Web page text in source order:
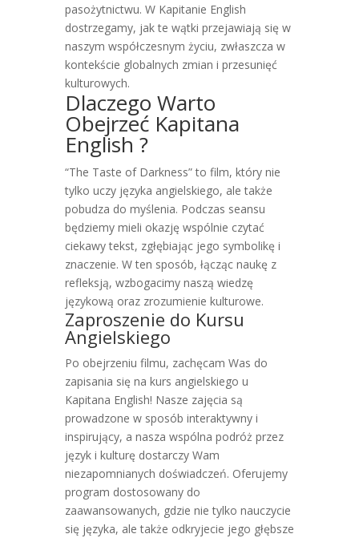
pasożytnictwu. W Kapitanie English
dostrzegamy, jak te wątki przejawiają się w
naszym współczesnym życiu, zwłaszcza w
kontekście globalnych zmian i przesunięć
kulturowych.
Dlaczego Warto
Obejrzeć Kapitana
English ?
“The Taste of Darkness” to film, który nie
tylko uczy języka angielskiego, ale także
pobudza do myślenia. Podczas seansu
będziemy mieli okazję wspólnie czytać
ciekawy tekst, zgłębiając jego symbolikę i
znaczenie. W ten sposób, łącząc naukę z
refleksją, wzbogacimy naszą wiedzę
językową oraz zrozumienie kulturowe.
Zaproszenie do Kursu
Angielskiego
Po obejrzeniu filmu, zachęcam Was do
zapisania się na kurs angielskiego u
Kapitana English! Nasze zajęcia są
prowadzone w sposób interaktywny i
inspirujący, a nasza wspólna podróż przez
język i kulturę dostarczy Wam
niezapomnianych doświadczeń. Oferujemy
program dostosowany do
zaawansowanych, gdzie nie tylko nauczycie
się języka, ale także odkryjecie jego głębsze